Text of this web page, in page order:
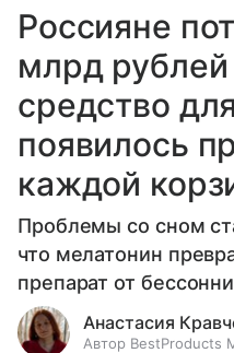
Россияне
млрд
средство
появилось
каждой
Проблемы со сном
что мелатонин
препарат от
Анастасия
Автор BestProducts